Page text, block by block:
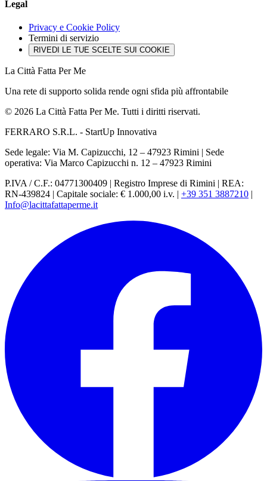
Legal
Privacy e Cookie Policy
Termini di servizio
RIVEDI LE TUE SCELTE SUI COOKIE
La Città Fatta Per Me
Una rete di supporto solida rende ogni sfida più affrontabile
© 2026 La Città Fatta Per Me. Tutti i diritti riservati.
FERRARO S.R.L. - StartUp Innovativa
Sede legale: Via M. Capizucchi, 12 – 47923 Rimini | Sede
operativa: Via Marco Capizucchi n. 12 – 47923 Rimini
P.IVA / C.F.: 04771300409 | Registro Imprese di Rimini | REA:
RN-439824 | Capitale sociale: € 1.000,00 i.v. | +39 351 3887210 |
Info@lacittafattaperme.it